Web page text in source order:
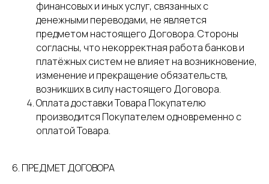
финансовых и иных услуг, связанных с
денежными переводами, не является
предметом настоящего Договора. Стороны
согласны, что некорректная работа банков и
платёжных систем не влияет на возникновение,
изменение и прекращение обязательств,
возникших в силу настоящего Договора.
Оплата доставки Товара Покупателю
производится Покупателем одновременно с
оплатой Товара.
6. ПРЕДМЕТ ДОГОВОРА